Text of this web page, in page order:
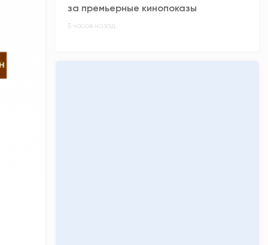
за премьерные кинопоказы
5 часов назад